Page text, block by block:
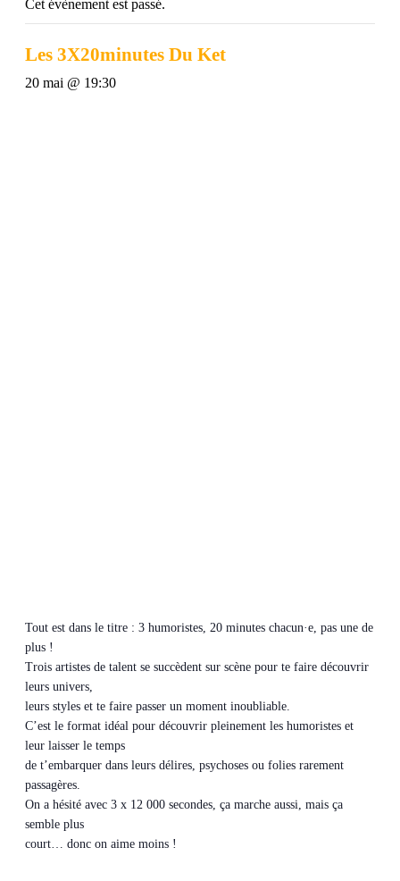
Cet évènement est passé.
Les 3X20minutes Du Ket
20 mai @ 19:30
Tout est dans le titre : 3 humoristes, 20 minutes chacun·e, pas une de
plus !
Trois artistes de talent se succèdent sur scène pour te faire découvrir
leurs univers,
leurs styles et te faire passer un moment inoubliable.
C’est le format idéal pour découvrir pleinement les humoristes et
leur laisser le temps
de t’embarquer dans leurs délires, psychoses ou folies rarement
passagères.
On a hésité avec 3 x 12 000 secondes, ça marche aussi, mais ça
semble plus
court… donc on aime moins !